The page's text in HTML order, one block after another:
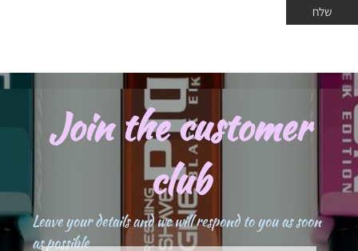
Join the customer
club
Leave your details and we will respond to you as soon
as possible